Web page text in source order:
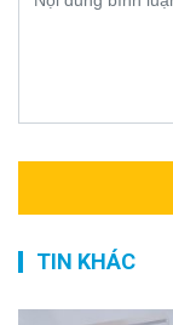
TIN KHÁC